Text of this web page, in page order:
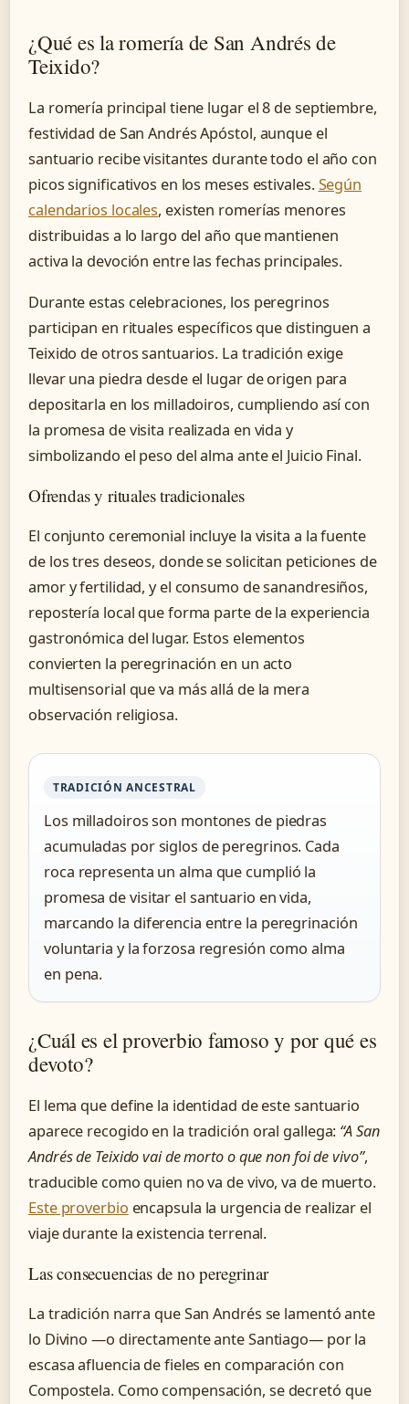
¿Qué es la romería de San Andrés de
Teixido?
La romería principal tiene lugar el8 de septiembre,
festividad de San Andrés Apóstol, aunque el
santuario recibe visitantes durante todo el año con
picos significativos en los meses estivales.Según
calendarios locales, existen romerías menores
distribuidas a lo largo del año que mantienen
activa la devoción entre las fechas principales.
Durante estas celebraciones, los peregrinos
participan en rituales específicos que distinguen a
Teixido de otros santuarios. La tradición exige
llevar una piedra desde el lugar de origen para
depositarla en los milladoiros, cumpliendo así con
la promesa de visita realizada en vida y
simbolizando el peso del alma ante el Juicio Final.
Ofrendas y rituales tradicionales
El conjunto ceremonial incluye la visita a la fuente
de los tres deseos, donde se solicitan peticiones de
amor y fertilidad, y el consumo de sanandresiños,
repostería local que forma parte de la experiencia
gastronómica del lugar. Estos elementos
convierten la peregrinación en un acto
multisensorial que va más allá de la mera
observación religiosa.
TRADICIÓN ANCESTRAL
Los milladoiros son montones de piedras
acumuladas por siglos de peregrinos. Cada
roca representa un alma que cumplió la
promesa de visitar el santuario en vida,
marcando la diferencia entre la peregrinación
voluntaria y la forzosa regresión como alma
en pena.
¿Cuál es el proverbio famoso y por qué es
devoto?
El lema que define la identidad de este santuario
aparece recogido en la tradición oral gallega: “A San
Andrés de Teixido vai de morto o que non foi de vivo”,
traducible como quien no va de vivo, va de muerto.
Este proverbio encapsula la urgencia de realizar el
viaje durante la existencia terrenal.
Las consecuencias de no peregrinar
La tradición narra que San Andrés se lamentó ante
lo Divino —o directamente ante Santiago— por la
escasa afluencia de fieles en comparación con
Compostela. Como compensación, se decretó que